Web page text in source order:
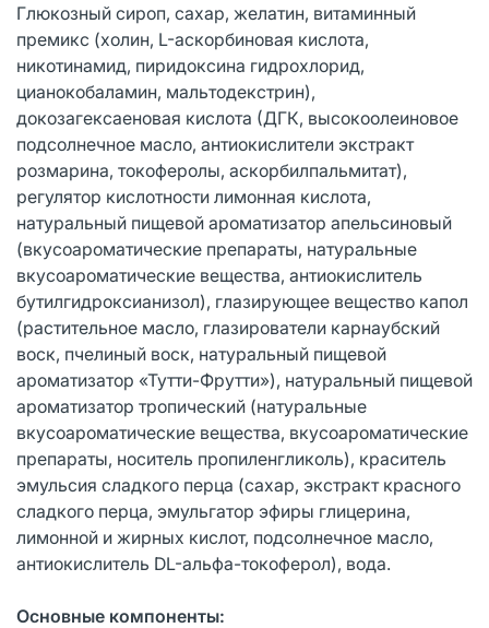
Глюкозный сироп, сахар, желатин, витаминный
премикс (холин, L-аскорбиновая кислота,
никотинамид, пиридоксина гидрохлорид,
цианокобаламин, мальтодекстрин),
докозагексаеновая кислота (ДГК, высокоолеиновое
подсолнечное масло, антиокислители экстракт
розмарина, токоферолы, аскорбилпальмитат),
регулятор кислотности лимонная кислота,
натуральный пищевой ароматизатор апельсиновый
(вкусоароматические препараты, натуральные
вкусоароматические вещества, антиокислитель
бутилгидроксианизол), глазирующее вещество капол
(растительное масло, глазирователи карнаубский
воск, пчелиный воск, натуральный пищевой
ароматизатор «Тутти-Фрутти»), натуральный пищевой
ароматизатор тропический (натуральные
вкусоароматические вещества, вкусоароматические
препараты, носитель пропиленгликоль), краситель
эмульсия сладкого перца (сахар, экстракт красного
сладкого перца, эмульгатор эфиры глицерина,
лимонной и жирных кислот, подсолнечное масло,
антиокислитель DL-альфа-токоферол), вода.
Основные компоненты: